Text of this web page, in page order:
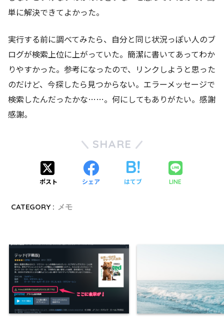
単に解決できてよかった。
実行する前に調べてみたら、自分と同じ状況っぽい人のブ
ログが検索上位に上がっていた。簡潔に書いてあってわか
りやすかった。参考になったので、リンクしようと思った
のだけど、今探したら見つからない。エラーメッセージで
検索したんだったかな……。何にしてもありがたい。感謝
感謝。
SHARE
ポスト シェア はてブ LINE
CATEGORY : メモ